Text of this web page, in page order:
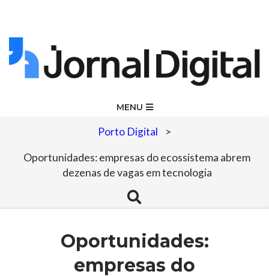
Skip
to
Jornal
Digital
MENU
Porto Digital >
Oportunidades: empresas do ecossistema abrem
dezenas de vagas em tecnologia
Search
Oportunidades:
empresas do